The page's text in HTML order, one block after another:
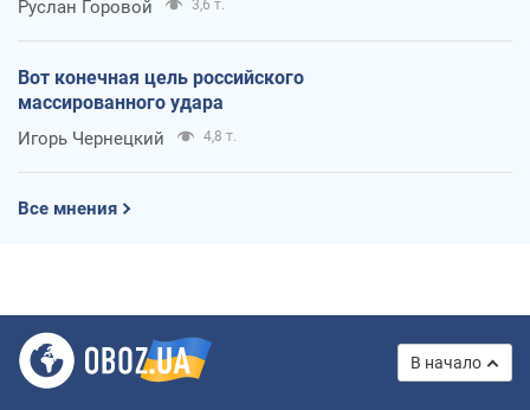
Руслан Горовой 3,6 т.
Вот конечная цель российского
массированного удара
Игорь Чернецкий 4,8 т.
Все мнения
В начало